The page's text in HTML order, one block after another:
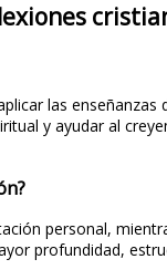
las enseñanzas
y ayudar al
personal,
profundidad,